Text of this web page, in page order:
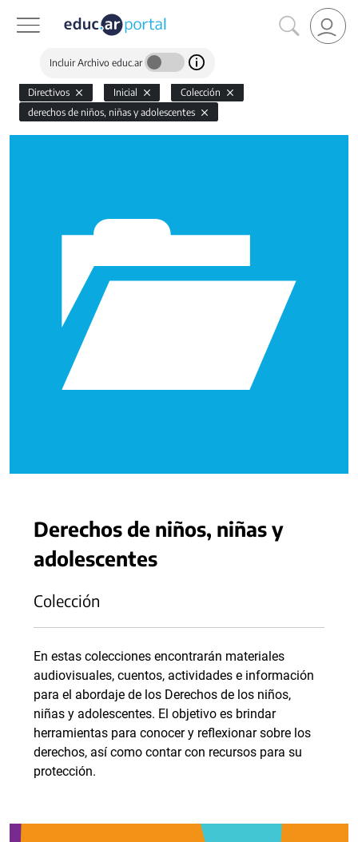
Incluir Archivo educ.ar
Directivos Inicial
Colección
derechos de niños, niñas y adolescentes
Derechos de niños, niñas y
adolescentes
Colección
En estas colecciones encontrarán materiales
audiovisuales, cuentos, actividades e información
para el abordaje de los Derechos de los niños,
niñas y adolescentes. El objetivo es brindar
herramientas para conocer y reflexionar sobre los
derechos, así como contar con recursos para su
protección.